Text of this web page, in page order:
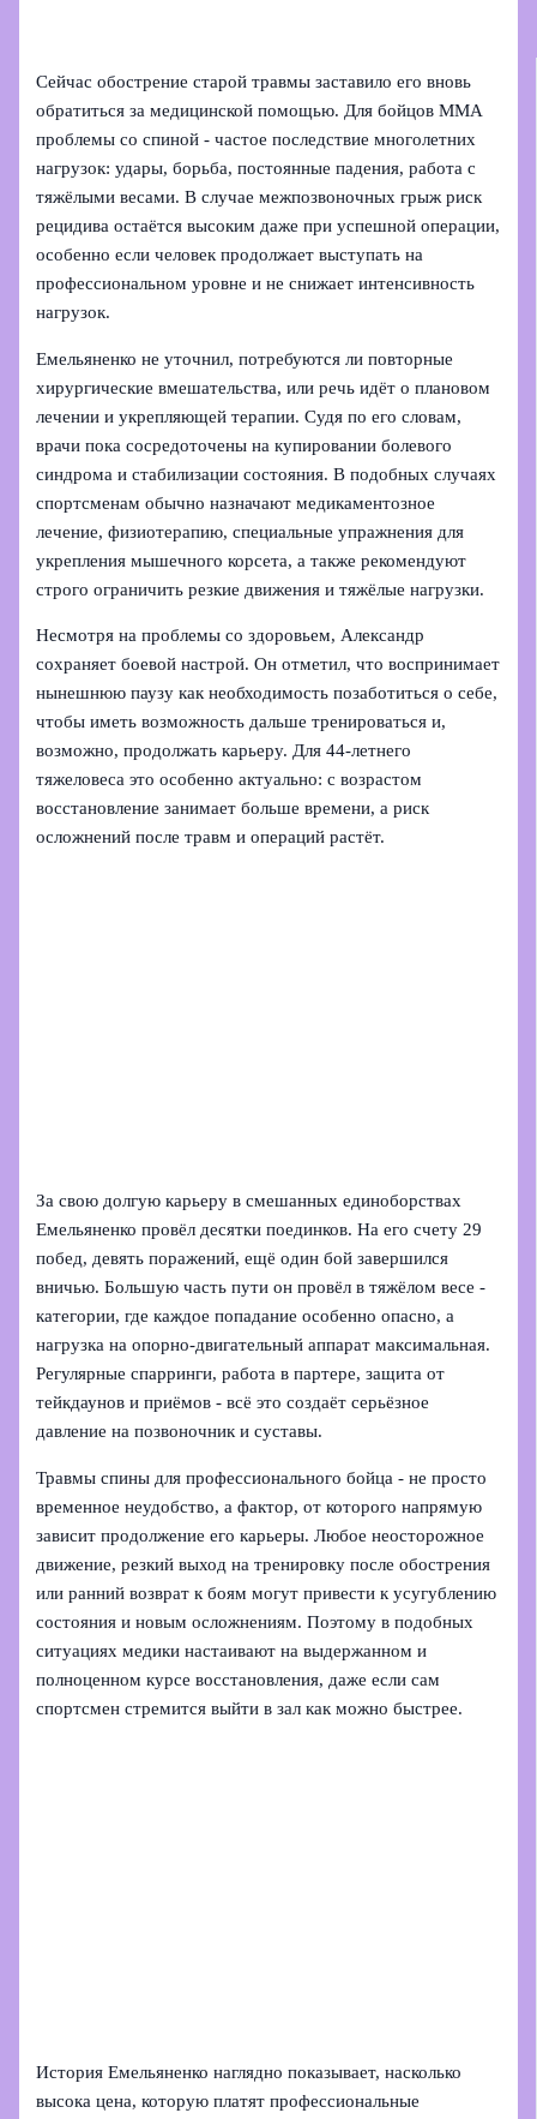
Сейчас обострение старой травмы заставило его вновь
обратиться за медицинской помощью. Для бойцов ММА
проблемы со спиной - частое последствие многолетних
нагрузок: удары, борьба, постоянные падения, работа с
тяжёлыми весами. В случае межпозвоночных грыж риск
рецидива остаётся высоким даже при успешной операции,
особенно если человек продолжает выступать на
профессиональном уровне и не снижает интенсивность
нагрузок.
Емельяненко не уточнил, потребуются ли повторные
хирургические вмешательства, или речь идёт о плановом
лечении и укрепляющей терапии. Судя по его словам,
врачи пока сосредоточены на купировании болевого
синдрома и стабилизации состояния. В подобных случаях
спортсменам обычно назначают медикаментозное
лечение, физиотерапию, специальные упражнения для
укрепления мышечного корсета, а также рекомендуют
строго ограничить резкие движения и тяжёлые нагрузки.
Несмотря на проблемы со здоровьем, Александр
сохраняет боевой настрой. Он отметил, что воспринимает
нынешнюю паузу как необходимость позаботиться о себе,
чтобы иметь возможность дальше тренироваться и,
возможно, продолжать карьеру. Для 44‑летнего
тяжеловеса это особенно актуально: с возрастом
восстановление занимает больше времени, а риск
осложнений после травм и операций растёт.
За свою долгую карьеру в смешанных единоборствах
Емельяненко провёл десятки поединков. На его счету 29
побед, девять поражений, ещё один бой завершился
вничью. Большую часть пути он провёл в тяжёлом весе -
категории, где каждое попадание особенно опасно, а
нагрузка на опорно‑двигательный аппарат максимальная.
Регулярные спарринги, работа в партере, защита от
тейкдаунов и приёмов - всё это создаёт серьёзное
давление на позвоночник и суставы.
Травмы спины для профессионального бойца - не просто
временное неудобство, а фактор, от которого напрямую
зависит продолжение его карьеры. Любое неосторожное
движение, резкий выход на тренировку после обострения
или ранний возврат к боям могут привести к усугублению
состояния и новым осложнениям. Поэтому в подобных
ситуациях медики настаивают на выдержанном и
полноценном курсе восстановления, даже если сам
спортсмен стремится выйти в зал как можно быстрее.
История Емельяненко наглядно показывает, насколько
высока цена, которую платят профессиональные